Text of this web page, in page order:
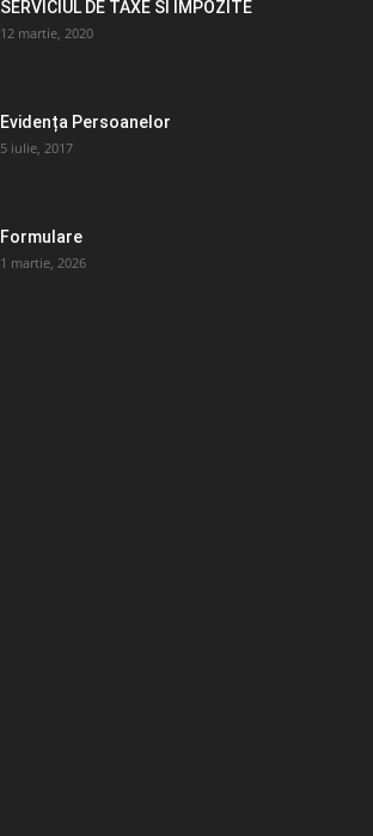
SERVICIUL DE TAXE SI IMPOZITE
12 martie, 2020
Evidența Persoanelor
5 iulie, 2017
Formulare
1 martie, 2026